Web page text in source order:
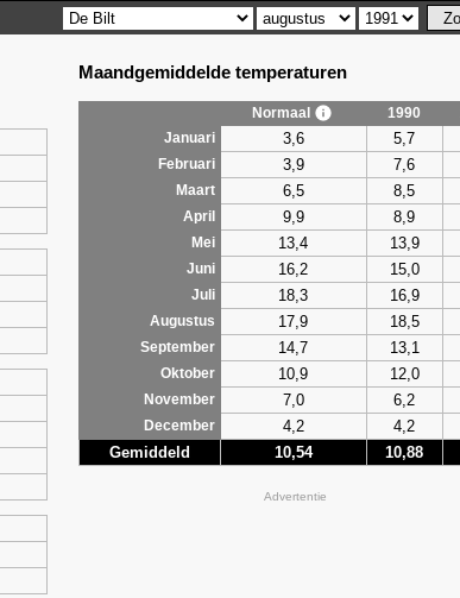
Maandgemiddelde temperaturen
Normaal 1990
Januari
3,6 5,7
Februari 3,9 7,6
Maart 6,5 8,5
April 9,9 8,9
Mei 13,4 13,9
Juni 16,2 15,0
Juli 18,3 16,9
Augustus 17,9 18,5
September
14,7 13,1
Oktober
10,9 12,0
November
7,0 6,2
December
4,2 4,2
Gemiddeld 10,54 10,88
Advertentie